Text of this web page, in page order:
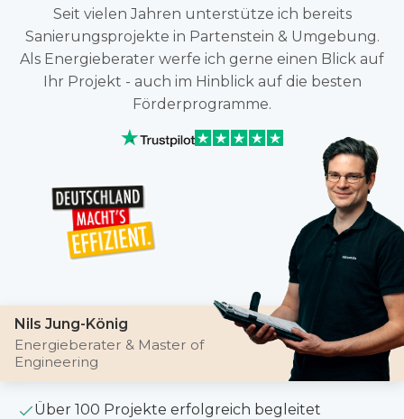
Seit vielen Jahren unterstütze ich bereits
Sanierungsprojekte in Partenstein & Umgebung.
Als Energieberater werfe ich gerne einen Blick auf
Ihr Projekt - auch im Hinblick auf die besten
Förderprogramme.
Nils Jung-König
Energieberater & Master of
Engineering
Über 100 Projekte erfolgreich begleitet